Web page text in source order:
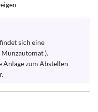
sich eine
).
Anlage zum Abstellen